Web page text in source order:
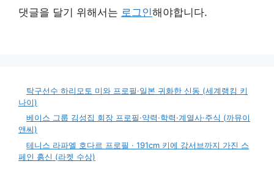
댓글을 달기 위해서는 로그인해야합니다.
탁구선수 하리모토 미와 프로필·일본 귀화한 신동 (세계랭킹 키
나이)
베이스 그룹 김성집 회장 프로필·약력·학력·계열사·주식 (까뮤이
앤씨)
테니스 라파엘 호다르 프로필 · 191cm 키에 강서브까지 가진 스
페인 흙신 (라켓 수상)